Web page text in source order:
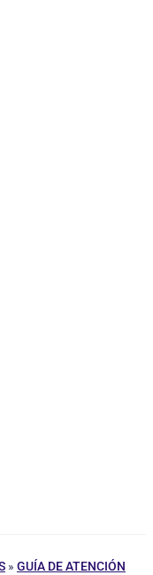
» GUÍA DE ATENCIÓN